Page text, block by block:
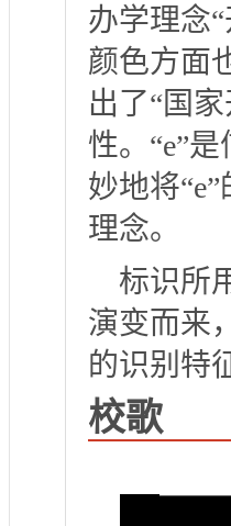
办学理念
颜色方面
出了“国
性。“e”
妙地将
理念。
标识所
演变而来
的识别特
校歌